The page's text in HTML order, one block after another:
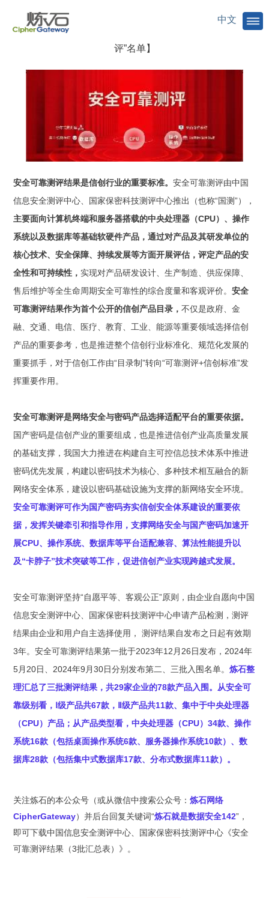
中文
【三期全汇总 | 29家企业78款产品入围国测“安全可靠测
评”名单】
安全可靠测评结果是信创行业的重要标准。安全可靠测评由中国
信息安全测评中心、国家保密科技测评中心推出（也称“国测”），
主要面向计算机终端和服务器搭载的中央处理器（CPU）、操作
系统以及数据库等基础软硬件产品，通过对产品及其研发单位的
核心技术、安全保障、持续发展等方面开展评估，评定产品的安
全性和可持续性， 实现对产品研发设计、生产制造、供应保障、
售后维护等全生命周期安全可靠性的综合度量和客观评价。安全
可靠测评结果作为首个公开的信创产品目录，不仅是政府、金
融、交通、电信、医疗、教育、工业、能源等重要领域选择信创
产品的重要参考，也是推进整个信创行业标准化、规范化发展的
重要抓手，对于信创工作由“目录制”转向“可靠测评+信创标准”发
挥重要作用。
安全可靠测评是网络安全与密码产品选择适配平台的重要依据。
国产密码是信创产业的重要组成，也是推进信创产业高质量发展
的基础支撑，我国大力推进在构建自主可控信总技术体系中推进
密码优先发展，构建以密码技术为核心、多种技术相互融合的新
网络安全体系，建设以密码基础设施为支撑的新网络安全环境。
安全可靠测评可作为国产密码夯实信创安全体系建设的重要依
据，发挥关键牵引和指导作用，支撑网络安全与国产密码加速开
展CPU、操作系统、数据库等平台适配兼容、算法性能提升以
及“卡脖子”技术突破等工作，促进信创产业实现跨越式发展。
安全可靠测评坚持“自愿平等、客观公正”原则，由企业自愿向中国
信息安全测评中心、国家保密科技测评中心申请产品检测，测评
结果由企业和用户自主选择使用， 测评结果自发布之日起有效期
3年。安全可靠测评结果第一批于2023年12月26日发布，2024年
5月20日、2024年9月30日分别发布第二、三批入围名单。炼石整
理汇总了三批测评结果，共29家企业的78款产品入围。从安全可
靠级别看，Ⅰ级产品共67款，Ⅱ级产品共11款、集中于中央处理器
（CPU）产品；从产品类型看，中央处理器（CPU）34款、操作
系统16款（包括桌面操作系统6款、服务器操作系统10款）、数
据库28款（包括集中式数据库17款、分布式数据库11款）。
关注炼石的本公众号（或从微信中搜索公众号：炼石网络
CipherGateway）并后台回复关键词“炼石就是数据安全142”，
即可下载中国信息安全测评中心、国家保密科技测评中心《安全
可靠测评结果（3批汇总表）》。